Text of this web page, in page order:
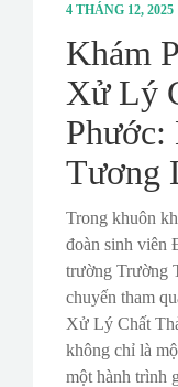
4 THÁNG 12, 2025
Khám
Xử Lý
Phước:
Tương
Trong khuôn
đoàn sinh viên
trường Trường
chuyến tham
Xử Lý Chất
không chỉ là
một hành trình